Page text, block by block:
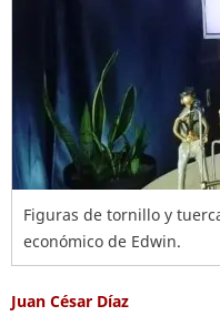
Figuras de tornillo y
económico de Edwin.
Juan César Díaz